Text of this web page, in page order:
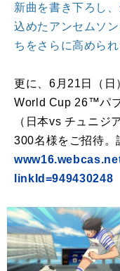
新曲を書き下ろし
込めたアンセムソ
ちをさらに高めら
更に、6月21日（日
World Cup 26™パ
（日本vs チュニジ
300名様をご招待。
linkId=949430248